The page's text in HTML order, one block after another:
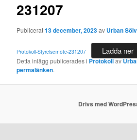
231207
Publicerat13 december, 2023av Urban
Protokoll-Styrelsemöte-231207 Ladda ner
Detta inlägg publicerades i Protokollav
permalänken.
Drivs med